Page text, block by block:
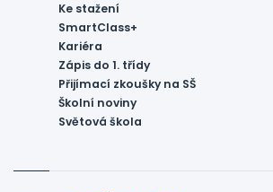
Ke stažení
SmartClass+
Kariéra
Zápis do 1. třídy
Přijímací zkoušky na SŠ
Školní noviny
Světová škola